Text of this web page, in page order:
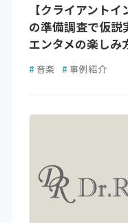
【クライアント
の準備調査で仮
エンタメの楽しみ
# 音楽 # 事例紹介